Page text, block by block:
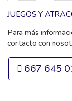
JUEGOS Y
Para más
contacto con
667 645